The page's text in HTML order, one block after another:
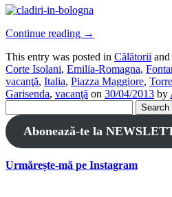
Continue reading →
This entry was posted in Călătorii and
Corte Isolani, Emilia-Romagna,
vacanţă, Italia, Piazza Maggiore,
Garisenda, vacanţă on 30/04/2013 by
for:
Abonează-te la
Urmărește-mă pe Instagram